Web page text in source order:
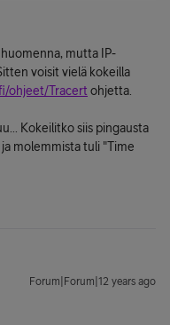
huomenna, mutta IP-
voisit vielä kokeilla
ohjeet/Tracert ohjetta.
Kokeilitko siis pingausta
molemmista tuli "Time
Forum|Forum|12 years ago